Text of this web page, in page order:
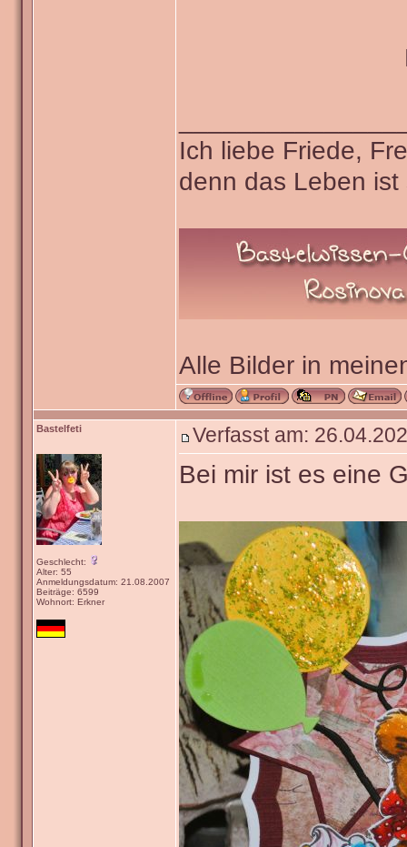
Ich liebe Friede,
denn das Leben
Alle Bilder in
Bastelfeti
Geschlecht:
Alter: 55
Anmeldungsdatum: 21.08.2007
Beiträge: 6599
Wohnort: Erkner
Verfasst am:
Bei mir ist es eine